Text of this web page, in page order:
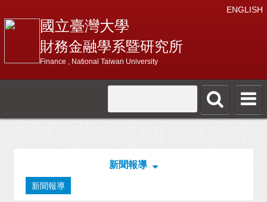
ENGLISH
國立臺灣大學
財務金融學系暨研究所
Finance , National Taiwan University
新聞報導
新聞報導